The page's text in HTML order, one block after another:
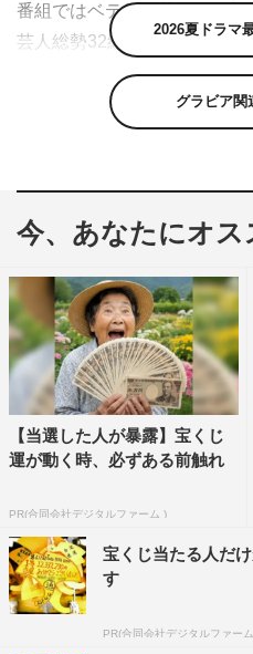
番組ではベテラン芸人から
芸人総勢32組が今一番自信
の採点により、1～32位まで
16位までに入った芸人たち
ナメント』への出場権を獲得
ィ動画」に新しいエッセン
ーパーものまねイリュージ
の大会で初優勝を果たした
ネタなど、個性あふれるライ
そんな中、春の大会で初出場
優勝を果たした河合は、前
素を取り入れた得意のジャ
河合は「ジャニーズを背負っ
ただきたいです！」と意気込
その他、MCの原田泰造が惜
オーディション挑戦者を、
2026夏ドラマ
グラビア関
今、あなたにオス
【当選した人が暴露】宝くじ
運が動く時、必ずある前触れ
PR(合同会社デジタルファーム )
宝くじ当たる人だ
す
PR(合同会社デジタルファー